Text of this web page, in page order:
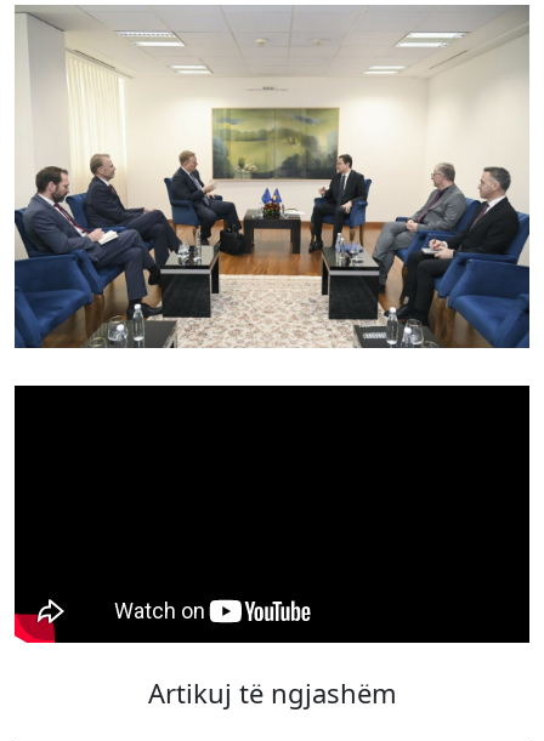
Artikuj të ngjashëm